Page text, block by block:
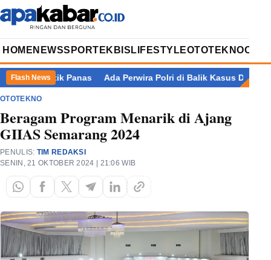
HOME NEWSSPORT EKBIS LIFESTYLEOTOTEKNOOPINI
Flash News
Titik Panas Ada Perwira Polri di Balik Kasus Dugaan
OTOTEKNO
Beragam Program Menarik di Ajang
GIIAS Semarang 2024
PENULIS: TIM REDAKSI
SENIN, 21 OKTOBER 2024 | 21:06 WIB